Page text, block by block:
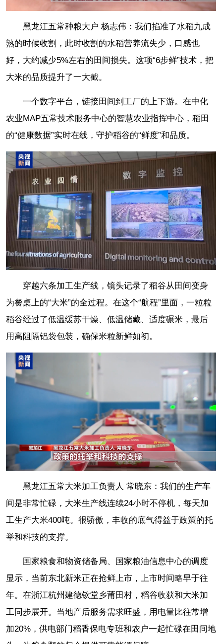
黑龙江五常种粮大户 杨志伟：我们掐准了水稻九成
熟的时候收割，此时收割的水稻营养流失少，口感也
好，大约减少5%左右的田间损失。这项“6步鲜”技术，把
大米的品质提升了一大截。
一个数字平台，链接田间到工厂的上下游。在中化
农业MAP五常技术服务中心的智慧农业指挥中心，稻田
的“健康数据”实时在线，守护稻谷的“鲜度”和品质。
穿越六条加工生产线，镜头记录了稻谷从田间变身
为餐桌上的“大米”的全过程。在这个“航程”里面，一粒粒
稻谷经过了低温缓苏干燥、低温储藏、适度碾米，最后
用高阻隔铝袋包装，确保米粒新鲜如初。
黑龙江五常大米加工负责人 常晓东：我们的生产车
间是非常忙碌，大米生产线连续24小时不停机，每天加
工生产大米400吨。很骄傲，丰收的底气得益于政策的托
举和科技的支撑。
国家粮食和物资储备局、国家粮油信息中心的调度
显示，当前东北新米正在抢鲜上市，上市时间略早于往
年。在浙江杭州建德钦堂乡莆田村，稻谷收获和大米加
工同步展开。当地产后服务需求旺盛，用电量比往常增
加20%，供电部门稻香保电专班和农户一起忙碌在田间地